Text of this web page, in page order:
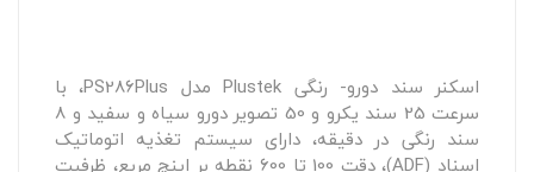
اسکنر سند دورو- رنگی Plustek مدل PS286Plus، با
سرعت 25 سند یکرو و 50 تصویر دورو سیاه و سفید و 8
سند رنگی در دقیقه، دارای سیستم تغذیه اتوماتیک
اسناد (ADF)، دقت 100 تا 600 نقطه بر اینچ مربع، ظرفیت